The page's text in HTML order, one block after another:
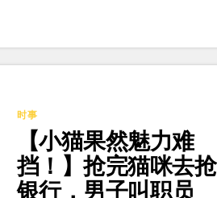
时事
【小猫果然魅力难
挡！】抢完猫咪去抢
银行，男子叫职员